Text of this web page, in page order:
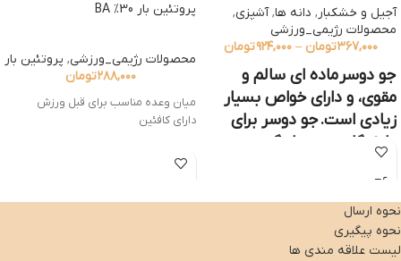
آجیل و خشکبار, دانه ها, آشپزی,
محصولات رژیمی_ورزشی
۳۶۷,۰۰۰تومان – ۹۲۴,۰۰۰تومان
جو دوسرماده ای سالم و
مقوی، و دارای خواص بسیار
زیادی است. جو دوسر برای
دارندگان هر چهار گروه
شیرینی و غذاهای لذیذی
تهیه کرد.جو دوسر صبحانه ای
مناسب و مقوی است. یک
پروتئین بار 30% BA
محصولات رژیمی_ورزشی, پروتئین بار
۲۸۸,۰۰۰تومان
میان وعده مناسب برای قبل ورزش
دارای کافئین
نحوه ارسال
نحوه پیگیری
لیست علاقه مندی ها